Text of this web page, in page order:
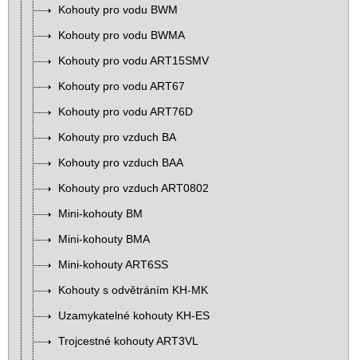
Kohouty pro vodu BWM
Kohouty pro vodu BWMA
Kohouty pro vodu ART15SMV
Kohouty pro vodu ART67
Kohouty pro vodu ART76D
Kohouty pro vzduch BA
Kohouty pro vzduch BAA
Kohouty pro vzduch ART0802
Mini-kohouty BM
Mini-kohouty BMA
Mini-kohouty ART6SS
Kohouty s odvětráním KH-MK
Uzamykatelné kohouty KH-ES
Trojcestné kohouty ART3VL